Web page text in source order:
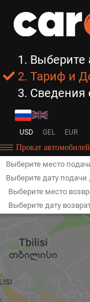
1. Выберите
2. Тариф и
3. Сведения
USD GEL EUR
Прокат
Выберите место
Выберите дату подачи ,
Выберите место
Выберите дату